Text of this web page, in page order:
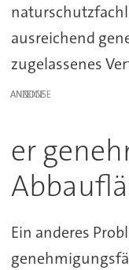
ausreichend
zugelassenes
ANZEIGE
er
Ein anderes